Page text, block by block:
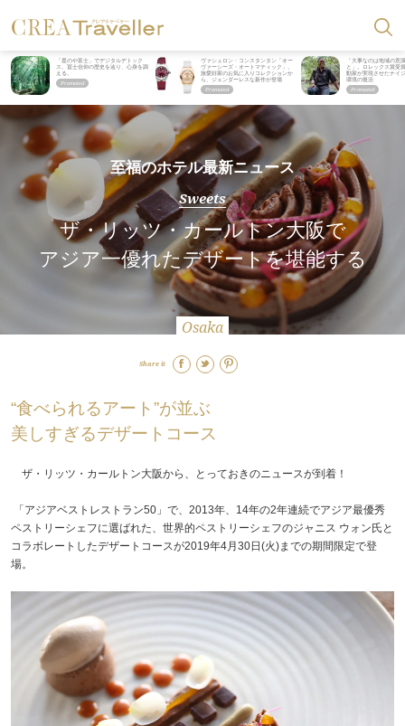
「星のや富士」でデジタルデトック
ス。冨士信仰の歴史を辿り、心身を調
える。
ヴァシュロン・コンスタンタン「オー
ヴァーシーズ・オートマティック」。
旅愛好家のお気に入りコレクションか
ら、ジェンダーレスな新作が登場
「大事なのは地域の意
と」。ロレックス賞受
動家が実現させたナイ
環境の復活
至福のホテル最新ニュース
Sweets
ザ・リッツ・カールトン大阪で
アジア一優れたデザートを堪能する
Osaka
Share it
“食べられるアート”が並ぶ
美しすぎるデザートコース
ザ・リッツ・カールトン大阪から、とっておきのニュースが到着！
「アジアベストレストラン50」で、2013年、14年の2年連続でアジア最優秀
ペストリーシェフに選ばれた、世界的ペストリーシェフのジャニス ウォン氏と
コラボレートしたデザートコースが2019年4月30日(火)までの期間限定で登
場。